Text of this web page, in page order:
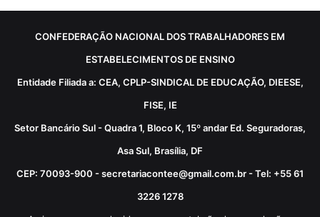
CONFEDERAÇÃO NACIONAL DOS TRABALHADORES EM
ESTABELECIMENTOS DE ENSINO
Entidade Filiada a: CEA, CPLP-SINDICAL DE EDUCAÇÃO, DIEESE,
FISE, IE
Setor Bancário Sul - Quadra 1, Bloco K, 15º andar Ed. Seguradoras,
Asa Sul, Brasília, DF
CEP: 70093-900 - secretariacontee@gmail.com.br - Tel: +55 61
3226 1278